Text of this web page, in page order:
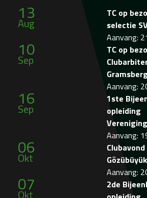
13
Aug
TC op
selectie
Aanvang:
10
Sep
TC op
Aanvang:
16
Sep
1ste
opleiding
Aanvang:
06
Okt
Gözübüyük
Aanvang:
07
Okt
2de